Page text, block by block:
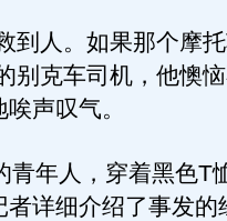
人。如果那个摩托
克车司机，他懊
声叹气。
年人，穿着黑色T
详细介绍了事发的